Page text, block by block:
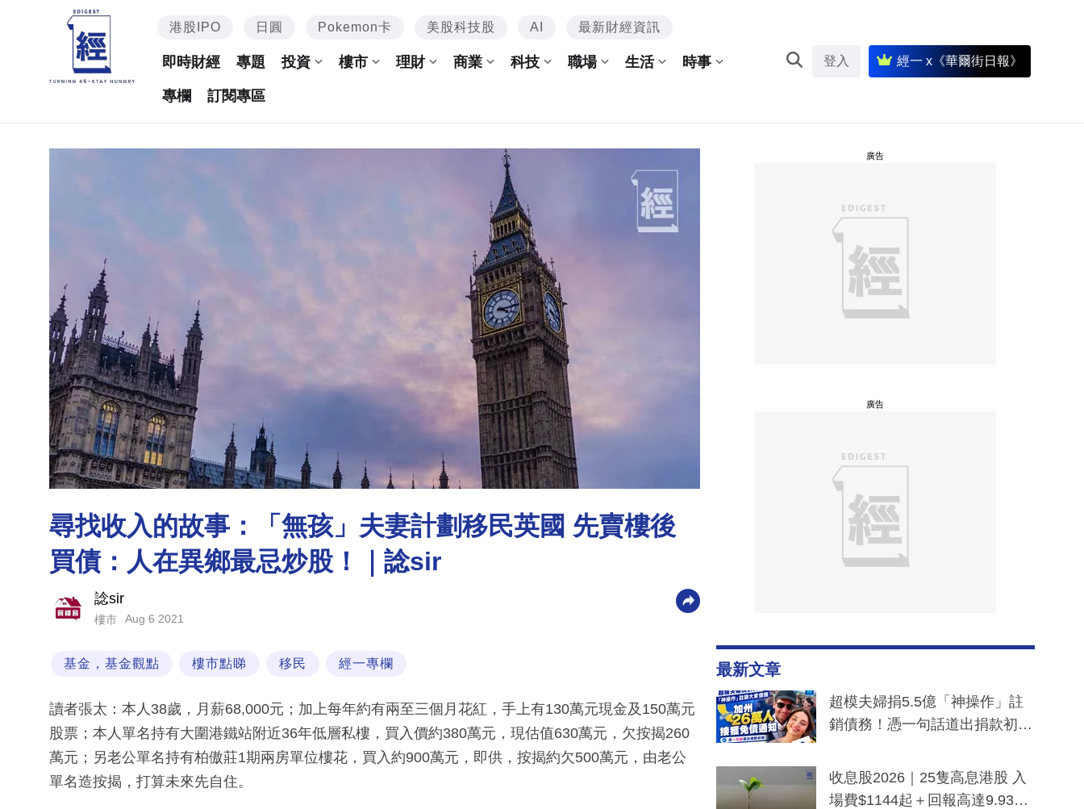
港股IPO 日圓 Pokemon卡 美股科技股 AI 最新財經資訊
即時財經 專題 投資 樓市 理財 商業 科技 職場 生活 時事
專欄 訂閱專區
登入 經一 x《華爾街日報》
尋找收入的故事：「無孩」夫妻計劃移民英國 先賣樓後
買債：人在異鄉最忌炒股！｜諗sir
諗sir
樓市 Aug 6 2021
基金，基金觀點 樓市點睇 移民 經一專欄
讀者張太：本人38歲，月薪68,000元；加上每年約有兩至三個月花紅，手上有130萬元現金及150萬元
股票；本人單名持有大圍港鐵站附近36年低層私樓，買入價約380萬元，現估值630萬元，欠按揭260
萬元；另老公單名持有柏傲莊1期兩房單位樓花，買入約900萬元，即供，按揭約欠500萬元，由老公
單名造按揭，打算未來先自住。
廣告
廣告
最新文章
超模夫婦捐5.5億「神操作」註
銷債務！憑一句話道出捐款初
一度被誤當詐騙手段
收息股2026｜25隻高息港股 入
場費$1144起＋回報高達9.93